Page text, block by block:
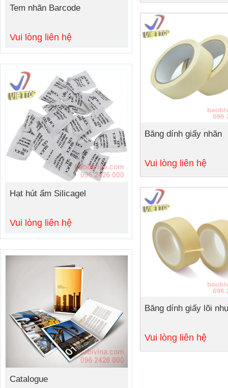
Tem nhãn Barcode
Vui lòng liên hệ
Hạt hút ẩm Silicagel
Vui lòng liên hệ
Catalogue
Băng dính giấy nhăn
Vui lòng liên hệ
Băng dính giấy lõi
Vui lòng liên hệ